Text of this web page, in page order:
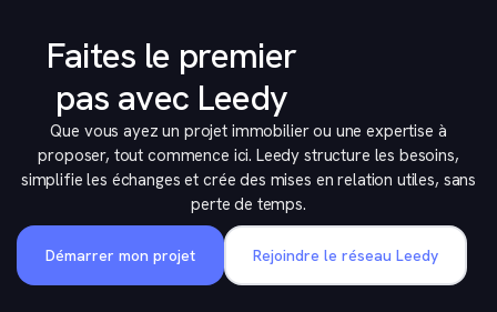
Faites le premier
pas avec Leedy
Que vous ayez un projet immobilier ou une expertise à
proposer, tout commence ici. Leedy structure les besoins,
simplifie les échanges et crée des mises en relation utiles, sans
perte de temps.
Démarrer mon projet Rejoindre le réseau Leedy